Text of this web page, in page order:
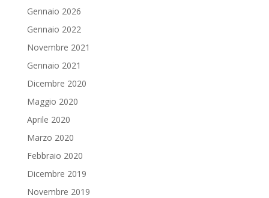
Gennaio 2026
Gennaio 2022
Novembre 2021
Gennaio 2021
Dicembre 2020
Maggio 2020
Aprile 2020
Marzo 2020
Febbraio 2020
Dicembre 2019
Novembre 2019